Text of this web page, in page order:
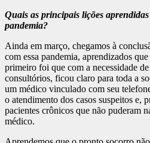
Quais as principais lições
pandemia?
Ainda em março, chegamos à
com essa pandemia, aprendizados
primeiro foi que com a necessidade
consultórios, ficou claro para toda a
um médico vinculado com seu
o atendimento dos casos suspeitos e,
pacientes crônicos que não puderam
médico.